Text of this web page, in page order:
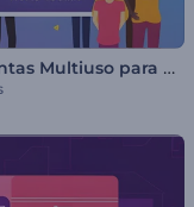
Herramientas Multiuso para Videos Explicativos